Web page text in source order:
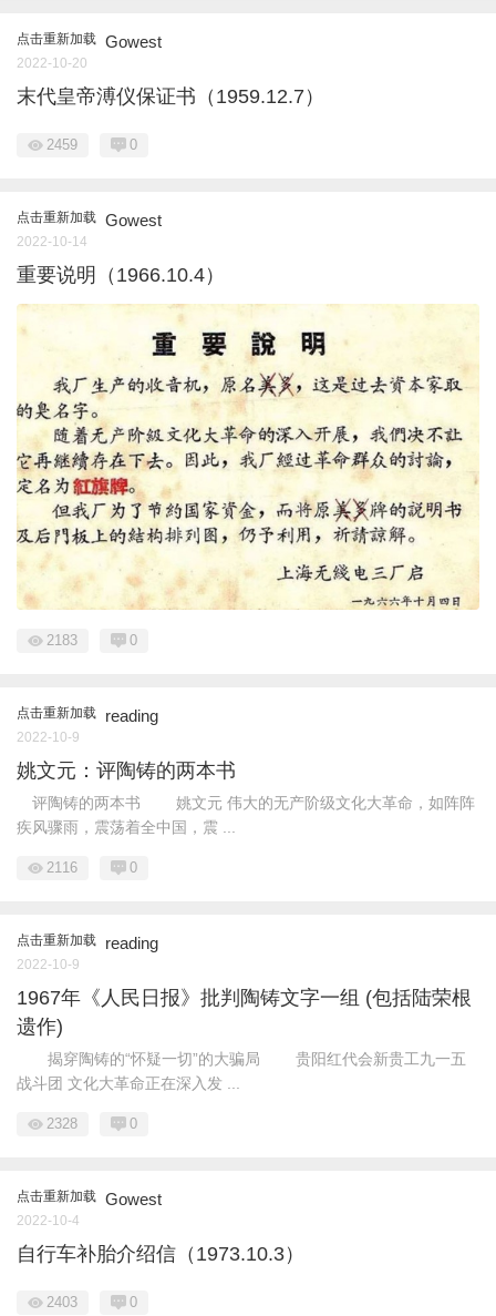
点击重新加载 Gowest
2022-10-20
末代皇帝溥仪保证书（1959.12.7）
2459 0
点击重新加载 Gowest
2022-10-14
重要说明（1966.10.4）
2183 0
点击重新加载 reading
2022-10-9
姚文元：评陶铸的两本书
评陶铸的两本书 姚文元 伟大的无产阶级文化大革命，如阵阵
疾风骤雨，震荡着全中国，震 ...
2116 0
点击重新加载 reading
2022-10-9
1967年《人民日报》批判陶铸文字一组 (包括陆荣根
遗作)
揭穿陶铸的“怀疑一切”的大骗局 贵阳红代会新贵工九一五
战斗团 文化大革命正在深入发 ...
2328 0
点击重新加载 Gowest
2022-10-4
自行车补胎介绍信（1973.10.3）
2403 0